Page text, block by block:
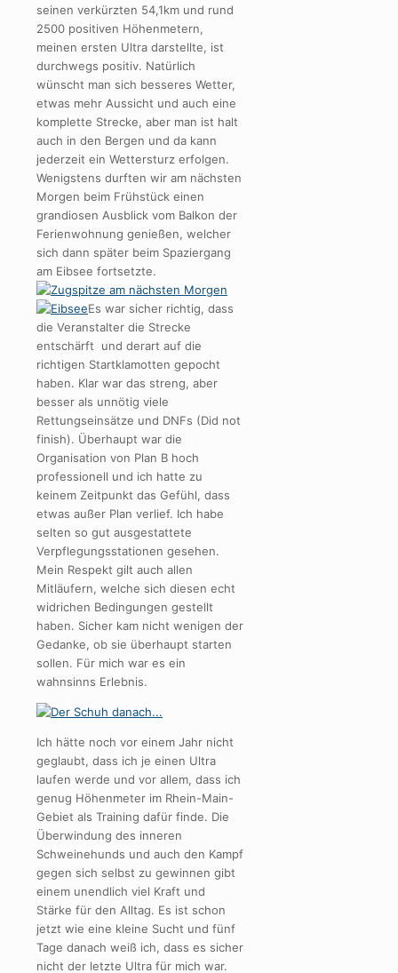
seinen verkürzten 54,1km und rund
2500 positiven Höhenmetern,
meinen ersten Ultra darstellte, ist
durchwegs positiv. Natürlich
wünscht man sich besseres Wetter,
etwas mehr Aussicht und auch eine
komplette Strecke, aber man ist halt
auch in den Bergen und da kann
jederzeit ein Wettersturz erfolgen.
Wenigstens durften wir am nächsten
Morgen beim Frühstück einen
grandiosen Ausblick vom Balkon der
Ferienwohnung genießen, welcher
sich dann später beim Spaziergang
am Eibsee fortsetzte.
Es war sicher richtig, dass
die Veranstalter die Strecke
entschärft und derart auf die
richtigen Startklamotten gepocht
haben. Klar war das streng, aber
besser als unnötig viele
Rettungseinsätze und DNFs (Did not
finish). Überhaupt war die
Organisation von Plan B hoch
professionell und ich hatte zu
keinem Zeitpunkt das Gefühl, dass
etwas außer Plan verlief. Ich habe
selten so gut ausgestattete
Verpflegungsstationen gesehen.
Mein Respekt gilt auch allen
Mitläufern, welche sich diesen echt
widrichen Bedingungen gestellt
haben. Sicher kam nicht wenigen der
Gedanke, ob sie überhaupt starten
sollen. Für mich war es ein
wahnsinns Erlebnis.
Ich hätte noch vor einem Jahr nicht
geglaubt, dass ich je einen Ultra
laufen werde und vor allem, dass ich
genug Höhenmeter im Rhein-Main-
Gebiet als Training dafür finde. Die
Überwindung des inneren
Schweinehunds und auch den Kampf
gegen sich selbst zu gewinnen gibt
einem unendlich viel Kraft und
Stärke für den Alltag. Es ist schon
jetzt wie eine kleine Sucht und fünf
Tage danach weiß ich, dass es sicher
nicht der letzte Ultra für mich war.